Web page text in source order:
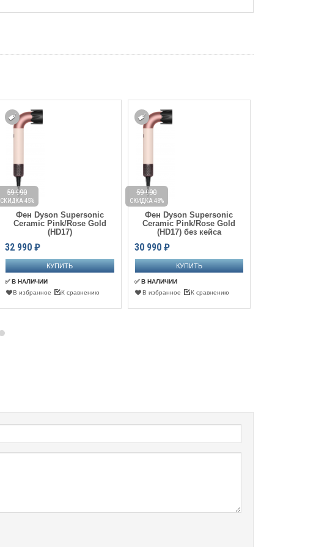
Фен Dyson Supersonic
Ceramic Pink/Rose Gold
(HD17)
32 990 ₽
59 990
СКИДКА 45%
✅ В НАЛИЧИИ
В избранное
К сравнению
Фен Dyson Supersonic
Ceramic Pink/Rose Gold
(HD17) без кейса
30 990 ₽
59 990
СКИДКА 48%
✅ В НАЛИЧИИ
В избранное
К сравнению